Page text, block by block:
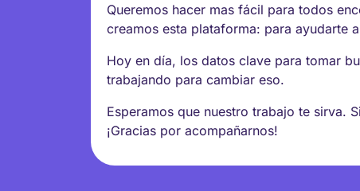
Queremos hacer mas fácil para todos
creamos esta plataforma: para ayudarte
Hoy en día, los datos clave para tomar
trabajando para cambiar eso.
Esperamos que nuestro trabajo te sirva.
¡Gracias por acompañarnos!